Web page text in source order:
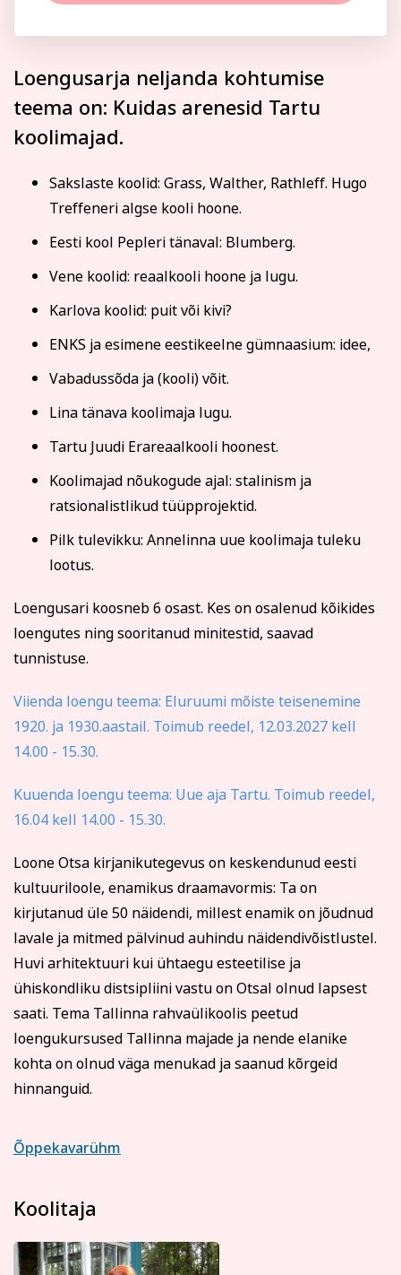
Kodu ja köök Aiandus ja lilleseade
Loengusarja neljanda kohtumise
teema on: Kuidas arenesid Tartu
koolimajad.
Sakslaste koolid: Grass, Walther, Rathleff. Hugo
Treffeneri algse kooli hoone.
Eesti kool Pepleri tänaval: Blumberg.
Vene koolid: reaalkooli hoone ja lugu.
Karlova koolid: puit või kivi?
ENKS ja esimene eestikeelne gümnaasium: idee,
Vabadussõda ja (kooli) võit.
Lina tänava koolimaja lugu.
Tartu Juudi Erareaalkooli hoonest.
Koolimajad nõukogude ajal: stalinism ja
ratsionalistlikud tüüpprojektid.
Pilk tulevikku: Annelinna uue koolimaja tuleku
lootus.
Loengusari koosneb 6 osast. Kes on osalenud kõikides
loengutes ning sooritanud minitestid, saavad
tunnistuse.
Viienda loengu teema: Eluruumi mõiste teisenemine
1920. ja 1930.aastail. Toimub reedel, 12.03.2027 kell
14.00 - 15.30.
Kuuenda loengu teema: Uue aja Tartu. Toimub reedel,
16.04 kell 14.00 - 15.30.
Loone Otsa kirjanikutegevus on keskendunud eesti
kultuuriloole, enamikus draamavormis: Ta on
kirjutanud üle 50 näidendi, millest enamik on jõudnud
lavale ja mitmed pälvinud auhindu näidendivõistlustel.
Huvi arhitektuuri kui ühtaegu esteetilise ja
ühiskondliku distsipliini vastu on Otsal olnud lapsest
saati. Tema Tallinna rahvaülikoolis peetud
loengukursused Tallinna majade ja nende elanike
kohta on olnud väga menukad ja saanud kõrgeid
hinnanguid.
Õppekavarühm
Koolitaja
nimekaimudega.
Tasumine
Tasun ise
Tasub teine isik
Tasub muu asutus
Tutvu õppetöö korraldusega!
Koolitusel osalemiseks tuleb õppetasu tasuda arvel
registreerumise kinnitusega (reeglina on tähtaeg kaks
koolitussekretäriga ja koolituslepingu sõlmimisega on
võimalik tasuda osade kaupa.
Koolitusest loobumise korral palume sellest Tartu
Rahvaülikooli töötajat viivitamatult teavitada.
kui kaks tööpäeva enne koolituse algust või kui koolitus
arve kuulub tasumisele.
Koolituse ärajäämisel teavitatakse registreerunuid
korral kantakse üle mõnele teisele koolitusele.
Tutvu õppetöö korraldusega lähemalt siin
Märkused / kinkekaardi nr
Kinnitan, et olen tutvunud ja nõustun õppetöö
korraldusega, privaatsuspoliitikaga ja nõustun
esitatud andmete kasutamisega koolituse
Soovin saada rahvaülikooli uudiskirja
Registreerin